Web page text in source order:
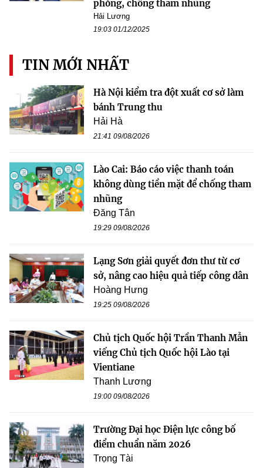
phòng, chống tham nhũng
Hải Lương
19:03 01/12/2025
TIN MỚI NHẤT
Hà Nội kiểm tra đột xuất cơ sở làm
bánh Trung thu
Hải Hà
21:41 09/08/2026
Lào Cai: Báo cáo việc thanh toán
không dùng tiền mặt để chống tham
nhũng
Đăng Tân
19:29 09/08/2026
Lạng Sơn giải quyết đơn thư từ cơ
sở, nâng cao hiệu quả tiếp công dân
Hoàng Hưng
19:25 09/08/2026
Chủ tịch Quốc hội Trần Thanh Mẫn
viếng Chủ tịch Quốc hội Lào tại
Vientiane
Thanh Lương
19:00 09/08/2026
Trường Đại học Điện lực công bố
điểm chuẩn năm 2026
Trọng Tài